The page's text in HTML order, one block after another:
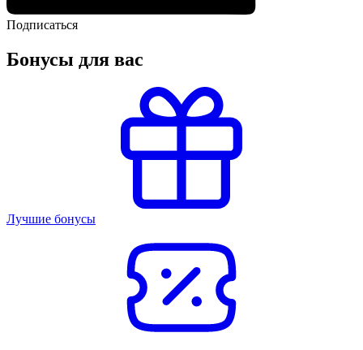
Подписаться
Бонусы для вас
Лучшие бонусы